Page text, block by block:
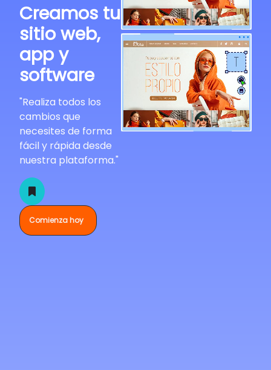
Creamos tu
sitio web,
app y
software
"Realiza todos los
cambios que
necesites de forma
fácil y rápida desde
nuestra plataforma."
Comienza hoy